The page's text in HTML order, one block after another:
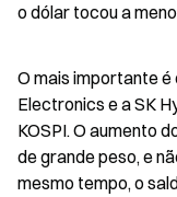
o dólar tocou a
O mais importante é
Electronics e a SK
KOSPI. O aumento
de grande peso, e
mesmo tempo, o